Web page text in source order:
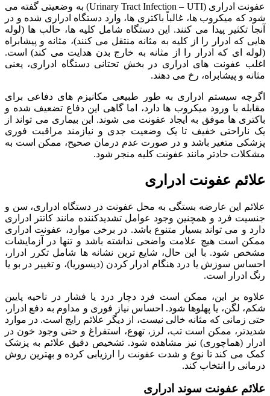
عفونت ادراری (Urinary Tract Infection – UTI) به وضعیتی گفته می
شود که میکروب ها، غالباً باکتری ها، وارد دستگاه ادراری شده و در
آنجا تکثیر پیدا می کنند. این دستگاه شامل کلیه ها، حالب ها (لوله
هایی که ادرار را از کلیه به مثانه منتقل می کنند)، مثانه و پیشابراه
(لوله ای که ادرار را از مثانه به خارج بدن هدایت می کند) است.
اغلب عفونت های ادراری در بخش تحتانی دستگاه ادراری، یعنی
مثانه و پیشابراه، رخ می دهند.
اگرچه سیستم ادراری به طور طبیعی مکانیزم های دفاعی برای
مقابله با ورود میکروب ها دارد، اما گاهی این دفاع تضعیف شده و
باکتری ها موفق به ایجاد عفونت می شوند. این بیماری می تواند از
یک ناراحتی خفیف تا یک وضعیت جدی و نیازمند مراقبت فوری
پزشکی متغیر باشد و در صورت عدم درمان صحیح، ممکن است به
مشکلات حادتر مانند عفونت کلیه منجر شود.
علائم عفونت ادراری
علائم این عارضه بستگی به محل عفونت در دستگاه ادراری، سن و
جنسیت فرد و همچنین وجود عوامل تشدیدکننده مانند کاتتر ادراری
دارد و می تواند بسیار متنوع باشد. در برخی موارد، عفونت ادراری
ممکن است هیچ علامت واضحی نداشته باشد و تنها در آزمایشات
مشخص شود. با این حال، شایع ترین نشانه ها شامل تکرر ادرار،
احساس سوزش یا درد هنگام ادرار کردن (دیسوریا)، و تغییر در بو یا
رنگ ادرار است.
علاوه بر این، ممکن است فرد دچار درد یا فشار در ناحیه پایین
شکم، لگن، یا پهلوها شود. احساس نیاز فوری و مداوم به دفع ادرار،
حتی زمانی که مثانه خالی نیست، از دیگر علائم رایج است. در موارد
شدیدتر، ممکن است تب، لرز، تهوع، استفراغ و حتی وجود خون در
ادرار (هماچوری) نیز مشاهده شود. تشخیص دقیق علائم به پزشک
کمک می کند تا نوع و شدت عفونت را ارزیابی کرده و بهترین روش
درمانی را انتخاب کند.
علائم عفونت سوند ادراری